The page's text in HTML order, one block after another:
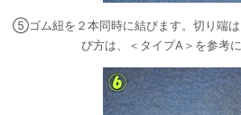
⑤ゴム紐を２本同時に結びます。切り端
び方は、＜タイプA＞を参考に